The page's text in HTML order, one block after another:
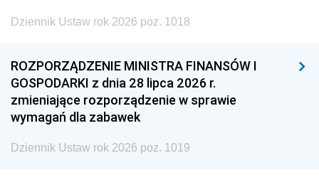
Dziennik Ustaw rok 2026 poz. 1018
ROZPORZĄDZENIE MINISTRA FINANSÓW I
GOSPODARKI z dnia 28 lipca 2026 r.
zmieniające rozporządzenie w sprawie
wymagań dla zabawek
Dziennik Ustaw rok 2026 poz. 1019